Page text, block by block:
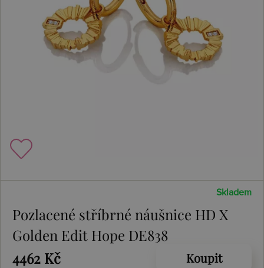
Skladem
Pozlacené stříbrné náušnice HD X
Golden Edit Hope DE838
4462 Kč
Koupit